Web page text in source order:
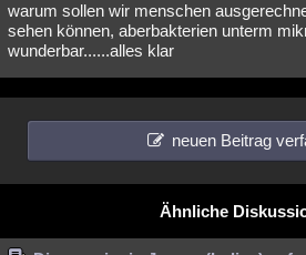
warum sollen wir menschen
sehen können, aberbakterien unterm
wunderbar......alles klar
neuen Beitrag
Ähnliche